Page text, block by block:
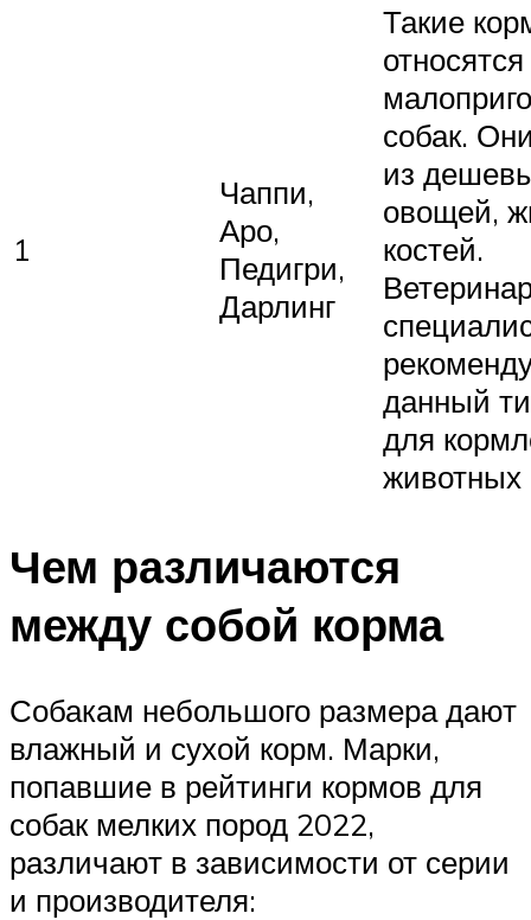
1
Чаппи,
Аро,
Педигри,
Дарлинг
Такие
относятся
собак.
из
овощей,
костей.
данный
для
животных
Чем различаются
между собой корма
Собакам небольшого размера дают
влажный и сухой корм. Марки,
попавшие в рейтинги кормов для
собак мелких пород 2022,
различают в зависимости от серии
и производителя: